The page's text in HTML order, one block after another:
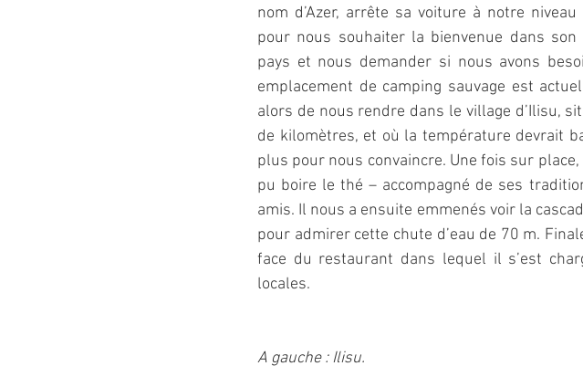
nom d’Azer, arrête sa voiture à notre niveau
pour nous souhaiter la bienvenue dans son
pays et nous demander si nous avons
emplacement de camping sauvage est
alors de nous rendre dans le village d’Ilisu,
de kilomètres, et où la température devrait
plus pour nous convaincre. Une fois sur
pu boire le thé – accompagné de ses
amis. Il nous a ensuite emmenés voir la
pour admirer cette chute d’eau de 70 m.
face du restaurant dans lequel il s’est
locales.
A gauche : Ilisu.